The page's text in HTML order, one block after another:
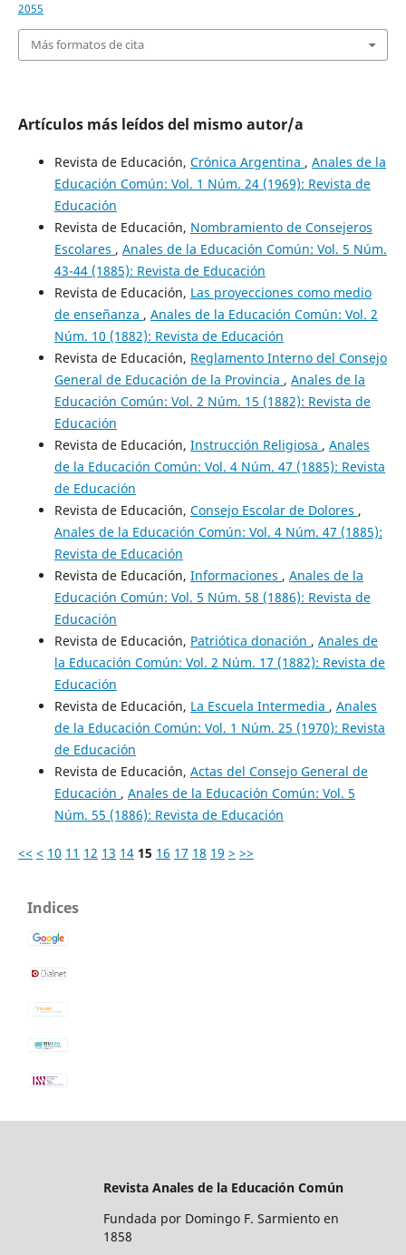
2055
Más formatos de cita
Artículos más leídos del mismo autor/a
Revista de Educación, Crónica Argentina , Anales de la
Educación Común: Vol. 1 Núm. 24 (1969): Revista de
Educación
Revista de Educación, Nombramiento de Consejeros
Escolares , Anales de la Educación Común: Vol. 5 Núm.
43-44 (1885): Revista de Educación
Revista de Educación, Las proyecciones como medio
de enseñanza , Anales de la Educación Común: Vol. 2
Núm. 10 (1882): Revista de Educación
Revista de Educación, Reglamento Interno del Consejo
General de Educación de la Provincia , Anales de la
Educación Común: Vol. 2 Núm. 15 (1882): Revista de
Educación
Revista de Educación, Instrucción Religiosa , Anales
de la Educación Común: Vol. 4 Núm. 47 (1885): Revista
de Educación
Revista de Educación, Consejo Escolar de Dolores ,
Anales de la Educación Común: Vol. 4 Núm. 47 (1885):
Revista de Educación
Revista de Educación, Informaciones , Anales de la
Educación Común: Vol. 5 Núm. 58 (1886): Revista de
Educación
Revista de Educación, Patriótica donación , Anales de
la Educación Común: Vol. 2 Núm. 17 (1882): Revista de
Educación
Revista de Educación, La Escuela Intermedia , Anales
de la Educación Común: Vol. 1 Núm. 25 (1970): Revista
de Educación
Revista de Educación, Actas del Consejo General de
Educación , Anales de la Educación Común: Vol. 5
Núm. 55 (1886): Revista de Educación
<< < 10 11 12 13 14 15 16 17 18 19 > >>
Indices
Revista Anales de la Educación Común
Fundada por Domingo F. Sarmiento en
1858